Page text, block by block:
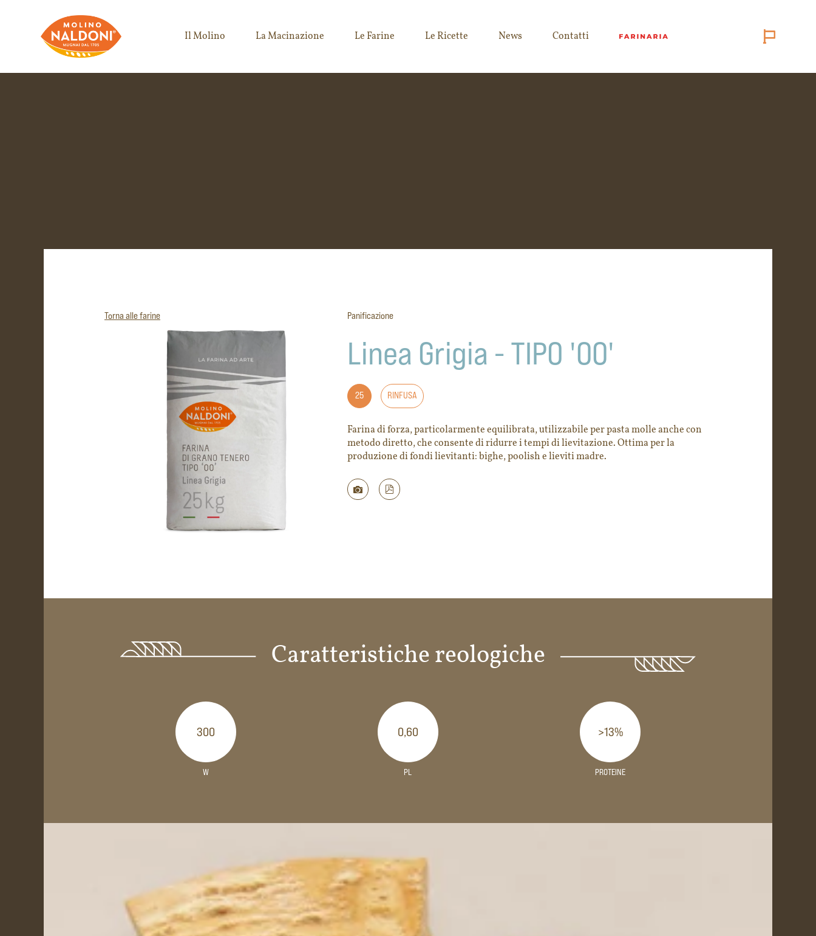
Il Molino La Macinazione Le Farine Le Ricette News Contatti
Torna alle farine Panificazione
Linea Grigia - TIPO '00'
25 RINFUSA
Farina di forza, particolarmente equilibrata, utilizzabile per pasta molle anche con
metodo diretto, che consente di ridurre i tempi di lievitazione. Ottima per la
produzione di fondi lievitanti: bighe, poolish e lieviti madre.
Ho preso visione dell' informativa
e acconsento al trattamento dei dati personali.
Autorizzo il trattamento dei miei dati per l'invio di DEM e Newsletter, inviti ad eventi e fiere o offerte
commerciali. I dati personali saranno trattati in base all'informativa presente nella sezione
Caratteristiche reologiche
300
W
0,60
PL
>13%
PROTEINE